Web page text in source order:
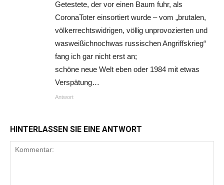
Getestete, der vor einen Baum fuhr, als
CoronaToter einsortiert wurde – vom „brutalen,
völkerrechtswidrigen, völlig unprovozierten und
wasweißichnochwas russischen Angriffskrieg“
fang ich gar nicht erst an;
schöne neue Welt eben oder 1984 mit etwas
Verspätung…
Antwort
HINTERLASSEN SIE EINE ANTWORT